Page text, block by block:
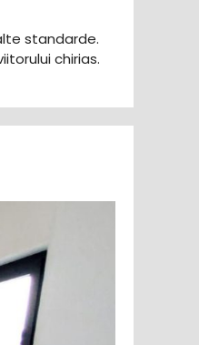
standarde.
chirias.